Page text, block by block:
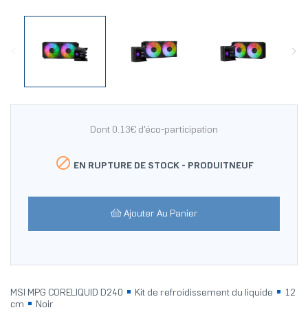
Dont 0.13€ d'éco-participation
 EN RUPTURE DE STOCK - PRODUITNEUF
Ajouter Au Panier
MSI MPG CORELIQUID D240 Kit de refroidissement du liquide
12
cm
Noir